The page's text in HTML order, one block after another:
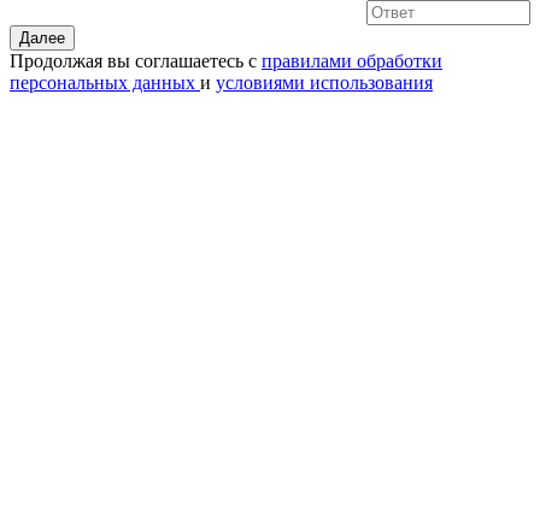
Далее
Продолжая вы соглашаетесь с правилами обработки
персональных данных и условиями использования